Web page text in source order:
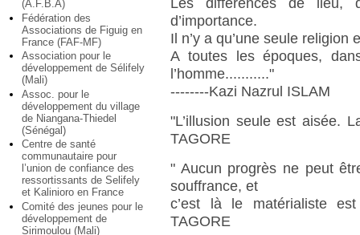
(A.F.B.A)
Fédération des
Associations de Figuig en
France (FAF-MF)
Association pour le
développement de Sélifely
(Mali)
Assoc. pour le
développement du village
de Niangana-Thiedel
(Sénégal)
Centre de santé
communautaire pour
l’union de confiance des
ressortissants de Selifely
et Kalinioro en France
Comité des jeunes pour le
développement de
Sirimoulou (Mali)
d’importance.
Il n’y a qu’une seule
A toutes les époques,
l’homme..........."
--------Kazi Nazrul ISLAM
"L’illusion seule est aisée.
TAGORE
" Aucun progrès ne peut
souffrance, et
c’est là le matérialiste est
TAGORE